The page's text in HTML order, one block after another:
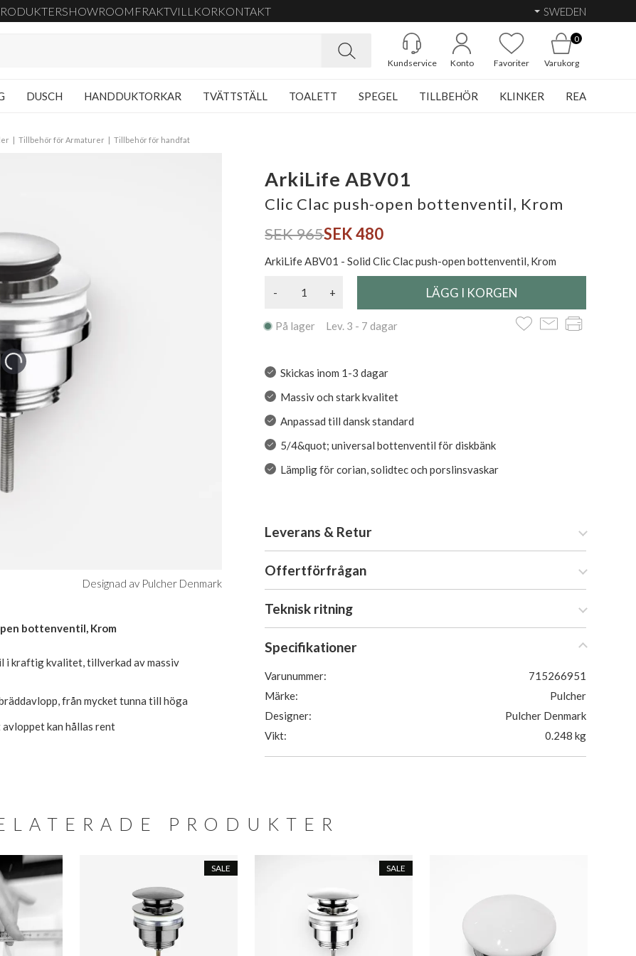
SHOWROOM FRAKTVILLKORKONTAKT SWEDEN
Kundservice Konto Favoriter
0
Varukorg
DUSCH HANDDUKTORKAR TVÄTTSTÄLL TOALETT SPEGEL TILLBEHÖR KLINKER REA
Tillbehör för Armaturer Tillbehör för handfat
Designad av Pulcher Denmark
bottenventil, Krom
i kraftig kvalitet, tillverkad av massiv
från mycket tunna till höga
kan hållas rent
ArkiLife ABV01
Clic Clac push-open bottenventil, Krom
SEK 965SEK 480
ArkiLife ABV01 - Solid Clic Clac push-open bottenventil, Krom
- +
På lager Lev. 3 - 7 dagar
Skickas inom 1-3 dagar
Massiv och stark kvalitet
Anpassad till dansk standard
5/4&quot; universal bottenventil för diskbänk
Lämplig för corian, solidtec och porslinsvaskar
Leverans & Retur
Offertförfrågan
Teknisk ritning
Specifikationer
Varunummer:
715266951
Märke:
Pulcher
Designer:
Pulcher Denmark
Vikt:
0.248 kg
PRODUKTER
SALE SALE